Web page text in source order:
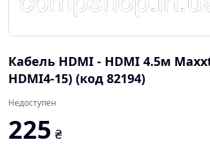
Кабель HDMI - HDMI 4.5м
HDMI4-15) (код 82194)
Недоступен
225 ₴